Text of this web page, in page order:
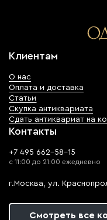
Клиентам
О нас
Оплата и доставка
Статьи
Скупка антиквариата
Сдать антиквариат на
Контакты
+7 495 662-58-15
с 11:00 до 21:00 ежедневно
г.Москва, ул.
Смотреть все